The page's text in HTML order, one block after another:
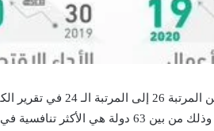
تقدمت السعودية من
التنافسية العالمي، وذلك من بين 63